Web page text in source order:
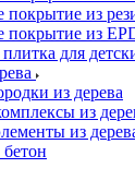
покрытие из
покрытие из
плитка для
из дерева
из
из